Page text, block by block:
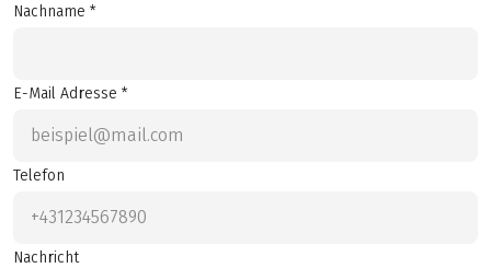
Nachname *
E-Mail Adresse *
Telefon
Nachricht